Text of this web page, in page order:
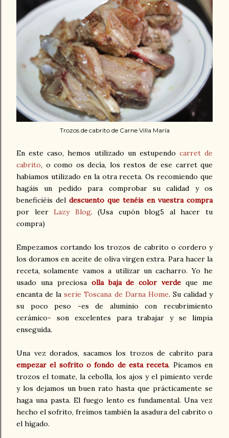
Trozos de cabrito de Carne Villa María
En este caso, hemos utilizado un estupendo carret de
cabrito, o como os decía, los restos de ese carret que
habíamos utilizado en la otra receta. Os recomiendo que
hagáis un pedido para comprobar su calidad y os
beneficiéis del descuento que tenéis en vuestra compra
por leerLazy Blog. (Usa cupón blog5 al hacer tu
compra)
Empezamos cortando los trozos de cabrito o cordero y
los doramos en aceite de oliva virgen extra. Para hacer la
receta, solamente vamos a utilizar un cacharro. Yo he
usado una preciosa olla baja de color verde que me
encanta de laserie Toscana de Darna Home. Su calidad y
su poco peso -es de aluminio con recubrimiento
cerámico- son excelentes para trabajar y se limpia
enseguida.
Una vez dorados, sacamos los trozos de cabrito para
empezar el sofrito o fondo de esta receta. Picamos en
trozos el tomate, la cebolla, los ajos y el pimiento verde
y los dejamos un buen rato hasta que prácticamente se
haga una pasta. El fuego lento es fundamental. Una vez
hecho el sofrito, freímos también la asadura del cabrito o
el hígado.